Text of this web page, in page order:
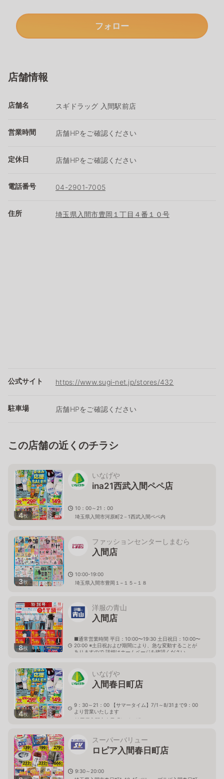
フォロー
店舗情報
店舗名 スギドラッグ 入間駅前店
営業時間 店舗HPをご確認ください
定休日 店舗HPをご確認ください
電話番号 04-2901-7005
住所 埼玉県入間市豊岡１丁目４番１０号
公式サイト https://www.sugi-net.jp/stores/432
駐車場 店舗HPをご確認ください
この店舗の近くのチラシ
4枚
いなげや
ina21西武入間ペペ店
10：00～21：00
埼玉県入間市河原町2－1西武入間ペペ内
3枚
ファッションセンターしまむら
入間店
10:00-19:00
埼玉県入間市豊岡１−１５−１８
8枚
洋服の青山
入間店
■通常営業時間 平日：10:00〜19:30 土日祝日：10:00〜
20:00 ※土日祝および期間により、急な変動することが
ありますので 詳細はホームページを確認ください
4枚
いなげや
入間春日町店
9：30～21：00 【サマータイム】7/1～8/31まで9：00
より営業いたします
埼玉県入間市春日町1－4－15
スーパーバリュー
ロピア入間春日町店
9:30～20:00